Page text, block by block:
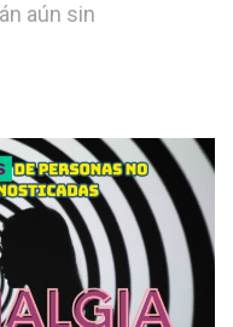
aún sin